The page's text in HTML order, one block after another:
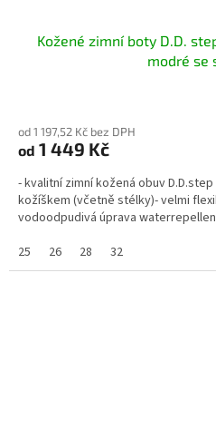
Kožené zimní boty D.D.
modré se
od 1 197,52 Kč bez DPH
od 1 449 Kč
- kvalitní zimní kožená obuv
kožíškem (včetně stélky)- velmi
vodoodpudivá úprava
25
26 28 32